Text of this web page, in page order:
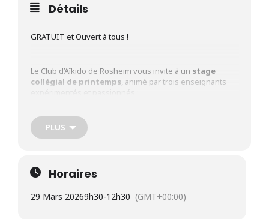
Détails
GRATUIT et Ouvert à tous !
Le Club d’Aïkido de Rosheim vous invite à un stage
collégial de printemps, animé par trois enseignants
Paul Matthis
Stéphane Inquimbert
PLUS
Horaires
29 Mars 20269h30-12h30 (GMT+00:00)